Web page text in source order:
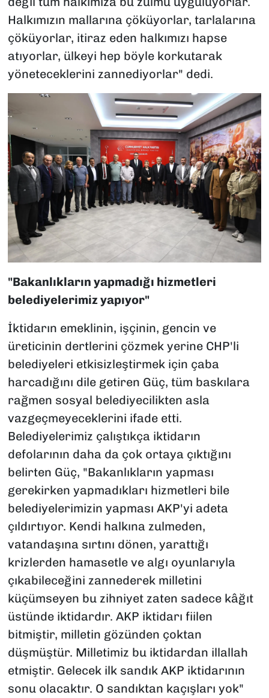
Halkımızın mallarına çöküyorlar, tarlalarına
çöküyorlar, itiraz eden halkımızı hapse
atıyorlar, ülkeyi hep böyle korkutarak
yöneteceklerini zannediyorlar" dedi.
"Bakanlıkların yapmadığı hizmetleri
belediyelerimiz yapıyor"
İktidarın emeklinin, işçinin, gencin ve
üreticinin dertlerini çözmek yerine CHP'li
belediyeleri etkisizleştirmek için çaba
harcadığını dile getiren Güç, tüm baskılara
rağmen sosyal belediyecilikten asla
vazgeçmeyeceklerini ifade etti.
Belediyelerimiz çalıştıkça iktidarın
defolarının daha da çok ortaya çıktığını
belirten Güç, "Bakanlıkların yapması
gerekirken yapmadıkları hizmetleri bile
belediyelerimizin yapması AKP'yi adeta
çıldırtıyor. Kendi halkına zulmeden,
vatandaşına sırtını dönen, yarattığı
krizlerden hamasetle ve algı oyunlarıyla
çıkabileceğini zannederek milletini
küçümseyen bu zihniyet zaten sadece kâğıt
üstünde iktidardır. AKP iktidarı fiilen
bitmiştir, milletin gözünden çoktan
düşmüştür. Milletimiz bu iktidardan illallah
etmiştir. Gelecek ilk sandık AKP iktidarının
sonu olacaktır. O sandıktan kaçışları yok"